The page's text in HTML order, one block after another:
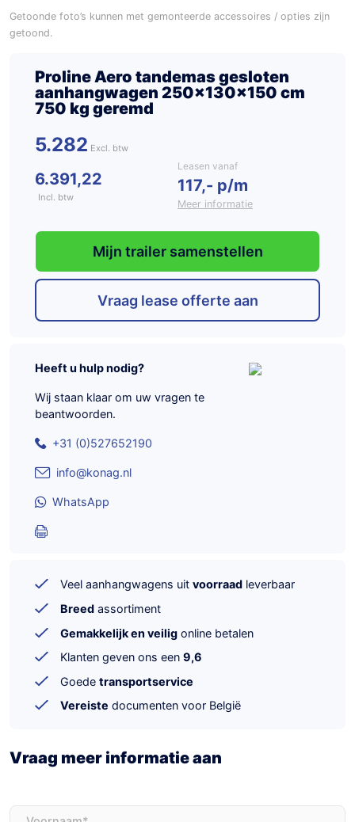
Getoonde foto’s kunnen met gemonteerde accessoires / opties zijn
getoond.
Proline Aero tandemas gesloten
aanhangwagen 250x130x150 cm
750 kg geremd
5.282
6.391,22
Incl. btw
Leasen vanaf
117,- p/m
Meer informatie
Mijn trailer samenstellen
Vraag lease offerte aan
Heeft u hulp nodig?
Wij staan klaar om uw vragen te
beantwoorden.
+31 (0)527652190
info@konag.nl
WhatsApp
Veel aanhangwagens uit voorraad leverbaar
Breed assortiment
Gemakkelijk en veilig online betalen
Klanten geven ons een 9,6
Goede transportservice
Vereiste documenten voor België
Vraag meer informatie aan
Voornaam